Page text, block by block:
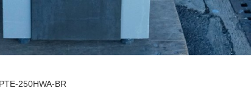
250HWA-BR